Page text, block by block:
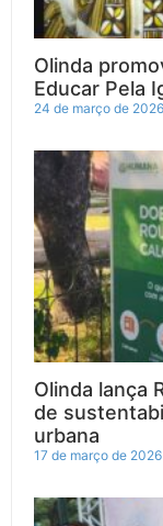
Olinda
Educar Pela
24 de março de 2026
Olinda lança
de
urbana
17 de março de 2026